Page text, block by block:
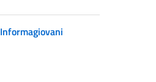
Informagiovani